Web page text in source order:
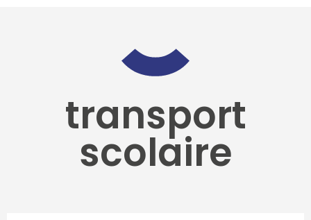
transport
scolaire